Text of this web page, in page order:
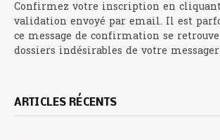
Confirmez votre inscription en
validation envoyé par email. Il est
ce message de confirmation se
dossiers indésirables de votre
ARTICLES RÉCENTS